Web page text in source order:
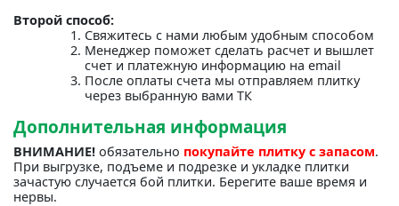
Второй способ:
Свяжитесь с нами любым удобным способом
Менеджер поможет сделать расчет и вышлет
счет и платежную информацию на email
После оплаты счета мы отправляем плитку
через выбранную вами ТК
Дополнительная информация
ВНИМАНИЕ! обязательно покупайте плитку с запасом.
При выгрузке, подъеме и подрезке и укладке плитки
зачастую случается бой плитки. Берегите ваше время и
нервы.